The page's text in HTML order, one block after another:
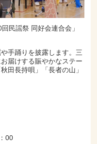
民謡祭 同好会連合会」
手踊りを披露します。三
届けする賑やかなステー
田長持唄」「長者の山」
00